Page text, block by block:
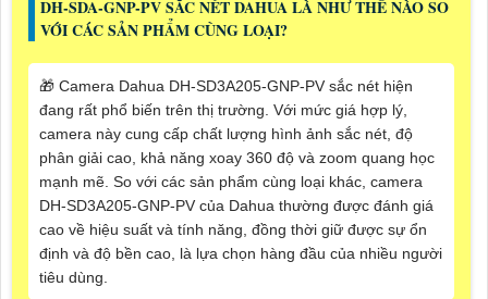
DH-SDA-GNP-PV SẮC NÉT DAHUA LÀ NHƯ THẾ NÀO SO
VỚI CÁC SẢN PHẨM CÙNG LOẠI?
🎁 Camera Dahua DH-SD3A205-GNP-PV sắc nét hiện
đang rất phổ biến trên thị trường. Với mức giá hợp lý,
camera này cung cấp chất lượng hình ảnh sắc nét, độ
phân giải cao, khả năng xoay 360 độ và zoom quang học
mạnh mẽ. So với các sản phẩm cùng loại khác, camera
DH-SD3A205-GNP-PV của Dahua thường được đánh giá
cao về hiệu suất và tính năng, đồng thời giữ được sự ổn
định và độ bền cao, là lựa chọn hàng đầu của nhiều người
tiêu dùng.